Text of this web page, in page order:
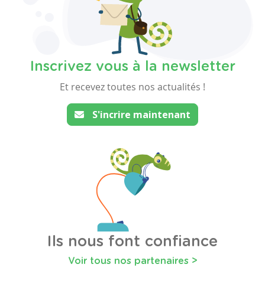
Inscrivez vous à la newsletter
Et recevez toutes nos actualités !
S'incrire maintenant
Ils nous font confiance
Voir tous nos partenaires >